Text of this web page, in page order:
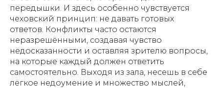
передышки. И здесь особенно чувствуется
чеховский принцип: не давать готовых
ответов. Конфликты часто остаются
неразрешёнными, создавая чувство
недосказанности и оставляя зрителю вопросы,
на которые каждый должен ответить
самостоятельно. Выходя из зала, несешь в себе
лёгкое недоумение и множество мыслей,